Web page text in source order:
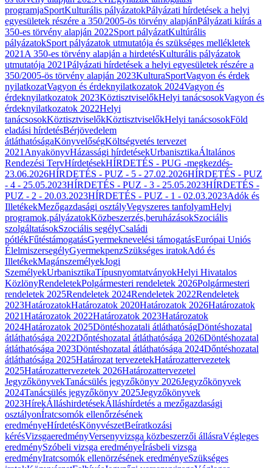
programjaSportKulturális pályázatokPályázati hírdetések a helyi
egyesületek részére a 350/2005-ös törvény alapjánPályázati kiírás a
350-es törvény alapján 2022Sport pályázatKultúrális
pályázatokSport pályázatok utmutatója és szükséges mellékletek
2021 A 350-es törvény alapján a hirdetésKulturális pályázatok
utmutatója 2021Pályázati hírdetések a helyi egyesületek részére a
350/2005-ös törvény alapján 2023KulturaSportVagyon és érdek
nyilatkozatVagyon és érdeknyilatkozatok 2024Vagyon és
érdeknyilatkozatok 2023KöztisztviselőkHelyi tanácsosokVagyon és
érdeknyilatkozatok 2022Helyi
tanácsosokKöztisztviselőkKöztisztviselőkHelyi tanácsosokFöld
eladási hírdetésBérjövedelem
átláthatóságaKönyvelőségKöltségvetés tervezet
2021 AnyakönyvHázassági hírdetésekUrbanisztikaÁltalános
Rendezési TervHírdetésekHÍRDETÉS - PUG -megkezdés-
23.06.2026HÍRDETÉS - PUZ - 5 - 27.02.2026HÍRDETÉS - PUZ
- 4 - 25.05.2023HÍRDETÉS - PUZ - 3 - 25.05.2023HÍRDETÉS -
PUZ - 2 - 20.03.2023HÍRDETÉS - PUZ - 1 - 02.03.2023Adók és
IlletékekMezőgazdasági osztályVegyszeres tanfolyamHelyi
programok,pályázatokKözbeszerzés,beruházásokSzociális
szolgáltatásokSzociális segélyCsaládi
pótlékFűtéstámogatásGyermeknevelési támogatásEurópai Uniós
ÉlelmiszersegélyGyermekpenzSzükséges iratokAdó és
IlletékekMagánszemélyekJogi
SzemélyekUrbanisztikaTípusnyomtatványokHelyi Hivatalos
KözlönyRendeletekPolgármesteri rendeletek 2026Polgármesteri
rendeletek 2025Rendeletek 2024Rendeletek 2022Rendeletek
2023HatározatokHatározatok 2020Határozatok 2026Határozatok
2021Határozatok 2022Határozatok 2023Határozatok
2024Határozatok 2025Döntéshozatali átláthatóságDöntéshozatal
átláthatósága 2022Dőntéshozatal átláthatósága 2026Döntéshozatal
átláthatósága 2023Döntéshozatal átláthatósága 2024Dőntéshozatal
átláthatósága 2025Határozat tervezetekHatározattervezetek
2025Határozattervezetek 2026Határozattervezetel
JegyzőkönyvekTanácsülés jegyzőkönyv 2026Jegyzőkönyvek
2024Tanácsülés jegyzőkönyv 2025Jegyzőkönyvek
2023HírekÁlláshirdetésekÁlláshírdetés a mezőgazdasági
osztályonÍratcsomók ellenőrzésének
eredményeHírdetésKönyvészetBeíratkozási
kérésVizsgaeredményVersenyvizsga közbeszerzői állásraVégleges
eredménySzóbeli vizsga eredményeÍrásbeli vizsga
eredményIratcsomók ellenörzésének eredményeSzükséges